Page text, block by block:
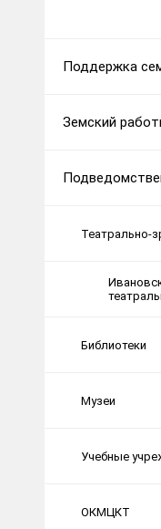
Поддержка
Земский
Театрально-
Библиотеки
Музеи
Учебные
ОКМЦКТ